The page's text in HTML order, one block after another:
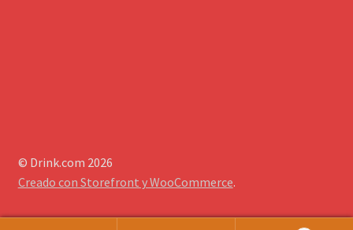
© Drink.com 2026
Creado con Storefront y WooCommerce.